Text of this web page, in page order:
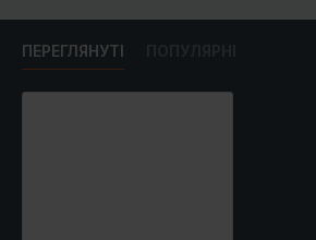
ПЕРЕГЛЯНУТІ